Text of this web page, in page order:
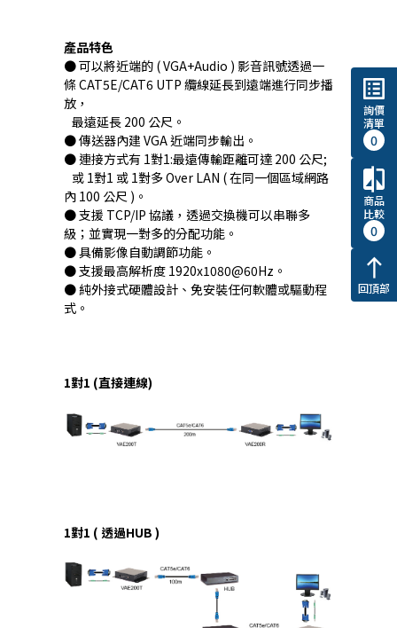
產品特色
● 可以將近端的 ( VGA+Audio ) 影音訊號透過一
條 CAT5E/CAT6 UTP 纜線延長到遠端進行同步播
放，
最遠延長 200 公尺。
● 傳送器內建 VGA 近端同步輸出。
● 連接方式有 1對1:最遠傳輸距離可達 200 公尺;
或 1對1 或 1對多 Over LAN ( 在同一個區域網路
內 100 公尺 )。
● 支援 TCP/IP 協議，透過交換機可以串聯多
級；並實現一對多的分配功能。
● 具備影像自動調節功能。
● 支援最高解析度 1920x1080@60Hz。
● 純外接式硬體設計、免安裝任何軟體或驅動程
式。
1對1 (直接連線)
1對1 ( 透過HUB )
list_alt
詢價
清單
0
compare
商品
比較
0
north
回頂部